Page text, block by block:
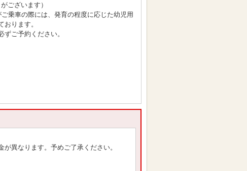
ございます）
乗車の際には、発育の程度に応じた幼児用
ります。
ご予約ください。
異なります。予めご了承ください。